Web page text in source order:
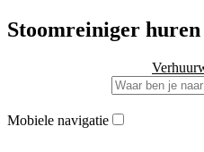
Stoomreiniger huren
Mobiele navigatie